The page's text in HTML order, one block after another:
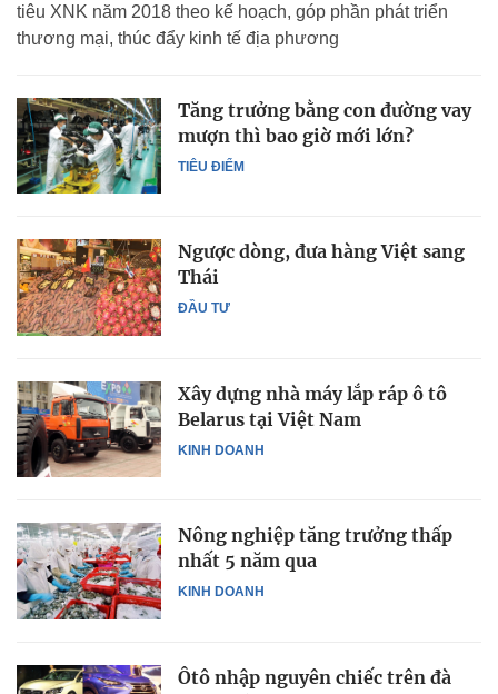
tiêu XNK năm 2018 theo kế hoạch, góp phần phát triển
thương mại, thúc đẩy kinh tế địa phương
TIÊU ĐIỂM
Tăng trưởng bằng con đường vay
mượn thì bao giờ mới lớn?
ĐẦU TƯ
Ngược dòng, đưa hàng Việt sang
Thái
KINH DOANH
Xây dựng nhà máy lắp ráp ô tô
Belarus tại Việt Nam
KINH DOANH
Nông nghiệp tăng trưởng thấp
nhất 5 năm qua
Ôtô nhập nguyên chiếc trên đà